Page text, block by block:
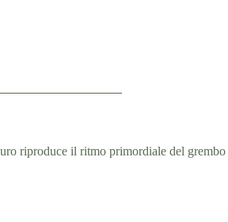
riproduce il ritmo primordiale del grembo